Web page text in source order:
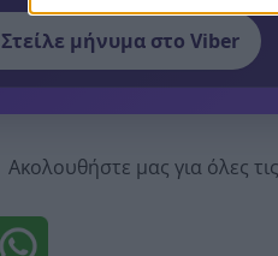
Στείλε μήνυμα στο Viber
Ακολουθήστε μας για όλες τις